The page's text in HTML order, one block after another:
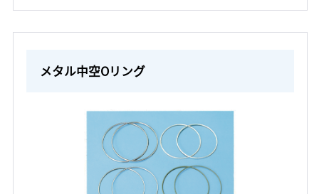
メタル中空Oリング